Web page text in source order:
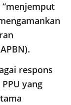
respons
yang